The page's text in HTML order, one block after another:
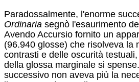
Paradossalmente, l'enorme
Ordinaria segnò l'esaurimento
Avendo Accursio fornito un
(96.940 glosse) che risolveva la
contrasti e delle oscurità
della glossa marginale si
successivo non aveva più la